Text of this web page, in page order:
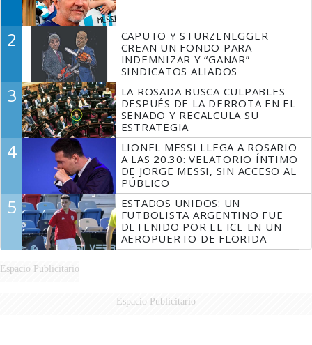
2
CAPUTO Y STURZENEGGER
CREAN UN FONDO PARA
INDEMNIZAR Y “GANAR”
SINDICATOS ALIADOS
3
LA ROSADA BUSCA CULPABLES
DESPUÉS DE LA DERROTA EN EL
SENADO Y RECALCULA SU
ESTRATEGIA
4
LIONEL MESSI LLEGA A ROSARIO
A LAS 20.30: VELATORIO ÍNTIMO
DE JORGE MESSI, SIN ACCESO AL
PÚBLICO
5
ESTADOS UNIDOS: UN
FUTBOLISTA ARGENTINO FUE
DETENIDO POR EL ICE EN UN
AEROPUERTO DE FLORIDA
Espacio Publicitario
Espacio Publicitario